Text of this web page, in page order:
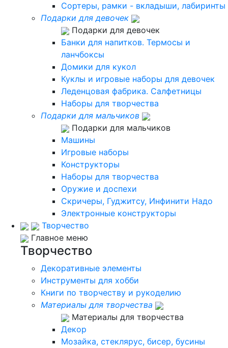
Сортеры, рамки - вкладыши, лабиринты
Подарки для девочек
Подарки для девочек
Банки для напитков. Термосы и
ланчбоксы
Домики для кукол
Куклы и игровые наборы для девочек
Леденцовая фабрика. Салфетницы
Наборы для творчества
Подарки для мальчиков
Подарки для мальчиков
Машины
Игровые наборы
Конструкторы
Наборы для творчества
Оружие и доспехи
Скричеры, Гуджитсу, Инфинити Надо
Электронные конструкторы
Творчество
Главное меню
Творчество
Декоративные элементы
Инструменты для хобби
Книги по творчеству и рукоделию
Материалы для творчества
Материалы для творчества
Декор
Мозайка, стеклярус, бисер, бусины